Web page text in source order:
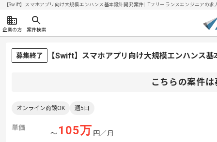
【Swift】スマホアプリ向け大規模エンハンス基本設計開発案件| ITフリーランスエンジニアの
企業の方 案件検索
募集終了 【Swift】スマホアプリ向け大規模エンハンス
こちらの案件
オンライン商談OK 週5日
単価
〜 105万 円／月